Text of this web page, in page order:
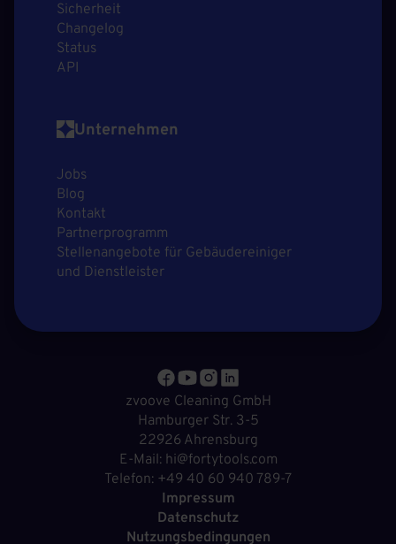
Sicherheit
Changelog
Status
API
Unternehmen
Jobs
Blog
Kontakt
Partnerprogramm
Stellenangebote für Gebäudereiniger
und Dienstleister
zvoove Cleaning GmbH
Hamburger Str. 3-5
22926 Ahrensburg
E-Mail: hi@fortytools.com
Telefon: +49 40 60 940 789-7
Impressum
Datenschutz
Nutzungsbedingungen